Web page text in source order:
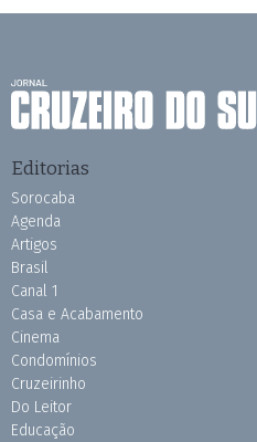
Editorias
Sorocaba
Agenda
Artigos
Brasil
Canal 1
Casa e Acabamento
Cinema
Condomínios
Cruzeirinho
Do Leitor
Educação